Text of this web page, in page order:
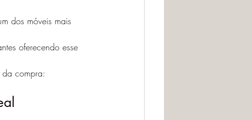
dos móveis mais
oferecendo esse
da compra: